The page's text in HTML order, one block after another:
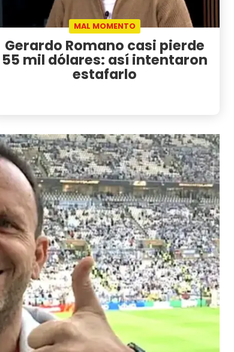
MAL MOMENTO
Gerardo Romano casi pierde
55 mil dólares: así intentaron
estafarlo